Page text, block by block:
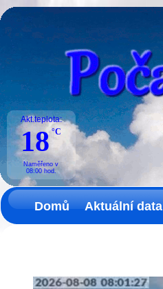
Akt.teplota:
18 °C
Naměřeno v
08:00hod.
Domů Aktuální data